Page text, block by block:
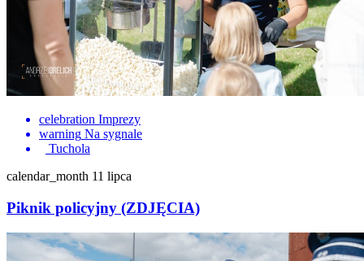
celebration Imprezy
warning Na sygnale
Tuchola
calendar_month 11 lipca
Piknik policyjny (ZDJĘCIA)